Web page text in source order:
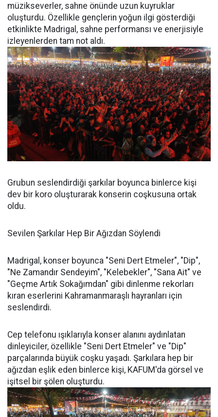
müzikseverler, sahne önünde uzun kuyruklar
oluşturdu. Özellikle gençlerin yoğun ilgi gösterdiği
etkinlikte Madrigal, sahne performansı ve enerjisiyle
izleyenlerden tam not aldı.
Grubun seslendirdiği şarkılar boyunca binlerce kişi
dev bir koro oluşturarak konserin coşkusuna ortak
oldu.
Sevilen Şarkılar Hep Bir Ağızdan Söylendi
Madrigal, konser boyunca "Seni Dert Etmeler", "Dip",
"Ne Zamandır Sendeyim", "Kelebekler", "Sana Ait" ve
"Geçme Artık Sokağımdan" gibi dinlenme rekorları
kıran eserlerini Kahramanmaraşlı hayranları için
seslendirdi.
Cep telefonu ışıklarıyla konser alanını aydınlatan
dinleyiciler, özellikle "Seni Dert Etmeler" ve "Dip"
parçalarında büyük coşku yaşadı. Şarkılara hep bir
ağızdan eşlik eden binlerce kişi, KAFUM'da görsel ve
işitsel bir şölen oluşturdu.